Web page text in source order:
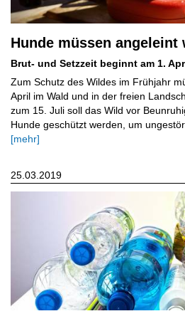
Hunde müssen angeleint
Brut- und Setzzeit beginnt am 1.
Zum Schutz des Wildes im Frühjahr
April im Wald und in der freien
zum 15. Juli soll das Wild vor
Hunde geschützt werden, um
[mehr]
25.03.2019